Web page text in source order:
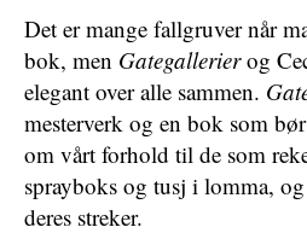
Det er mange fallgruver når
bok, men Gategallerierog
elegant over alle sammen.
mesterverk og en bok som
om vårt forhold til de som
sprayboks og tusj i lomma,
deres streker.